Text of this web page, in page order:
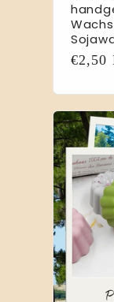
€2,50